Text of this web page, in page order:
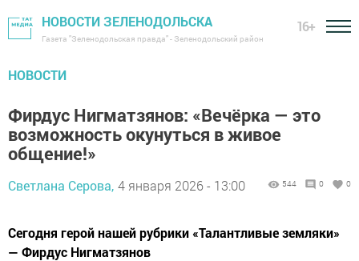
НОВОСТИ ЗЕЛЕНОДОЛЬСКА
Газета "Зеленодольская правда" - Зеленодольский район
16+
НОВОСТИ
Фирдус Нигматзянов: «Вечёрка — это
возможность окунуться в живое
общение!»
Светлана Серова, 4 января 2026 - 13:00 544 0 0
Сегодня герой нашей рубрики «Талантливые земляки»
— Фирдус Нигматзянов